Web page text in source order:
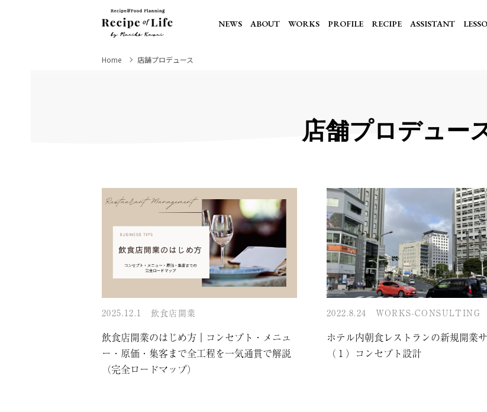
NEWS ABOUT WORKS PROFILE RECIPE ASSISTANT
Home 店舗プロデュース
店舗プロデュー
2025.12.1 飲食店開業
飲食店開業のはじめ方｜コンセプト・メニュ
ー・原価・集客まで全工程を一気通貫で解説
（完全ロードマップ）
2022.8.24 WORKS-CONSULTING
ホテル内朝食レストランの新規開業
（１）コンセプト設計